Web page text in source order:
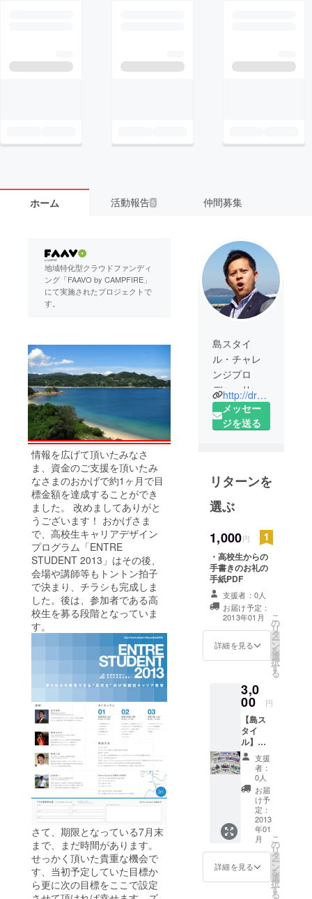
ホーム 活動報告5 仲間募集
地域特化型クラウドファンディ
ング「FAAVO by CAMPFIRE」
にて実施されたプロジェクトで
す。
情報を広げて頂いたみなさ
ま、資金のご支援を頂いたみ
なさまのおかげで約1ヶ月で目
標金額を達成することができ
ました。 改めましてありがと
うございます！ おかげさま
で、高校生キャリアデザイン
プログラム「ENTRE
STUDENT 2013」はその後、
会場や講師等もトントン拍子
で決まり、チラシも完成しま
した。後は、参加者である高
校生を募る段階となっていま
す。
さて、期限となっている7月末
まで、まだ時間があります。
せっかく頂いた貴重な機会で
す、当初予定していた目標か
ら更に次の目標をここで設定
島スタイ
ル・チャレ
ンジプロ
デューサー
大野圭司。
1978年2月5
れ。1993年3
月旧東和町
立油田中学
後、崇徳高
校(広島)へ進
学し島を旅
立つ。1996
年4月大阪芸
術大学環境
デザイン学
科に進学し
卒業制作で
の定住促進
ビジネスの
調査・計画
を行う。
建設コンサ
ルティング
会社(大阪)、
Webコンサ
ルティング
会社(東京)を
経て、フ
リーランス
http://dreamkids.typepad.com
メッセー
ジを送る
リターンを
選ぶ
1,000円
・高校生からの
手書きのお礼の
手紙PDF
支援者：0人
お届け予定：
2013年01月
詳細を見る
こ
の
リ
タ
ー
ン
を
選
択
す
る
3,0
00 円
【島ス
タイ
ル】
1,000円
のお返
し＋ ・
島スタ
イル一
冊 ※任
意の一
冊をお
送りし
ます！
支援
者：
0人
お届
け予
定：
2013
年01
月
詳細を見る
こ
の
リ
タ
ー
ン
を
選
択
す
る